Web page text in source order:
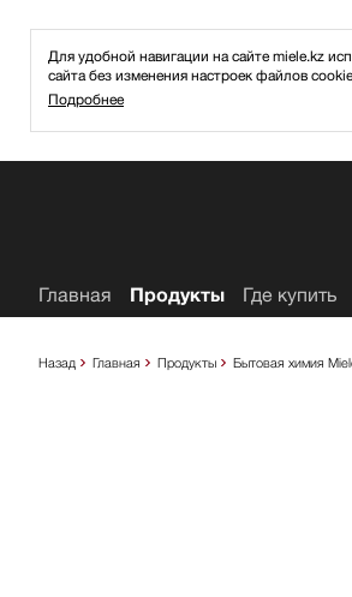
Для удобной навигации на сайте miele.kz
сайта без изменения настроек файлов
Подробнее
Назад Главная Продукты Бытовая химия
Главная Продукты Где купить